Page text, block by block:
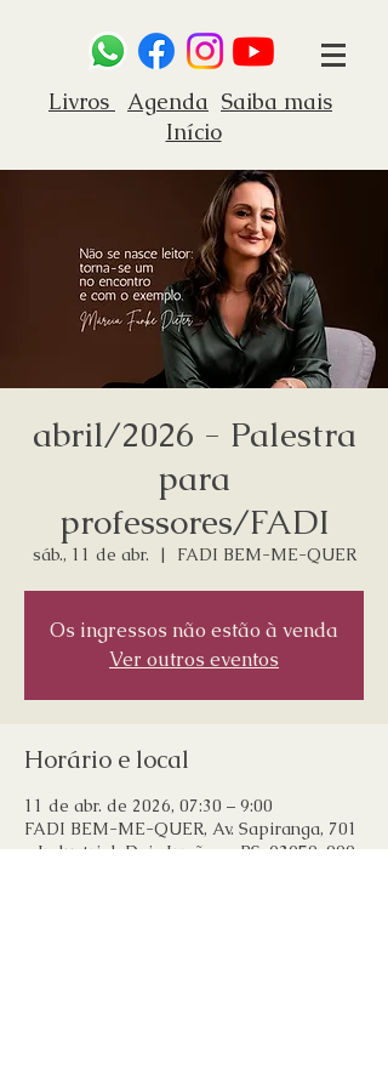
Livros Agenda Saiba mais
Início
abril/2026 - Palestra
para
professores/FADI
sáb., 11 de abr.
  |
FADI BEM-ME-QUER
Os ingressos não estão à venda
Ver outros eventos
Horário e local
11 de abr. de 2026, 07:30 – 9:00
FADI BEM-ME-QUER, Av. Sapiranga, 701
- Industrial, Dois Irmãos - RS, 93950-000,